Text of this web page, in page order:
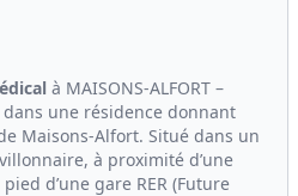
à MAISONS-ALFORT –
une résidence donnant
Maisons-Alfort. Situé dans un
à proximité d’une
d’une gare RER (Future